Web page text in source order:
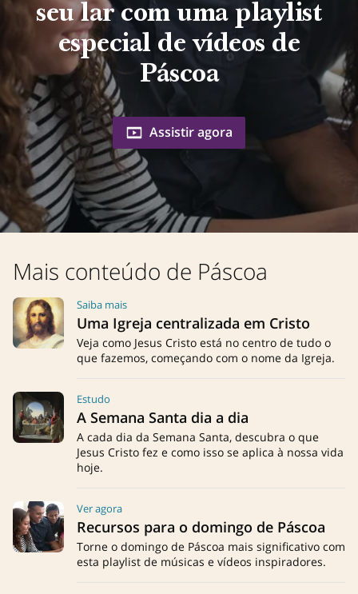
seu lar com uma playlist
especial de vídeos de
Páscoa
Assistir agora
Mais conteúdo de Páscoa
Saiba mais
Uma Igreja centralizada em Cristo
Veja como Jesus Cristo está no centro de tudo o
que fazemos, começando com o nome da Igreja.
Estudo
A Semana Santa dia a dia
A cada dia da Semana Santa, descubra o que
Jesus Cristo fez e como isso se aplica à nossa vida
hoje.
Ver agora
Recursos para o domingo de Páscoa
Torne o domingo de Páscoa mais significativo com
esta playlist de músicas e vídeos inspiradores.